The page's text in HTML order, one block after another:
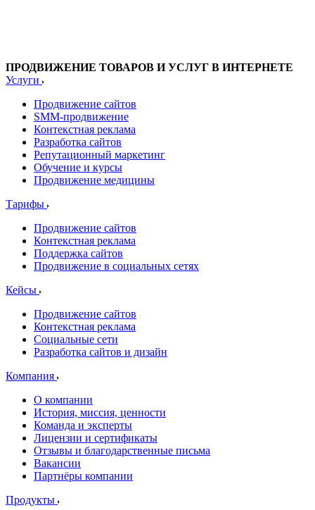
ПРОДВИЖЕНИЕ ТОВАРОВ И УСЛУГ В ИНТЕРНЕТЕ
Услуги
Продвижение сайтов
SMM-продвижение
Контекстная реклама
Разработка сайтов
Репутационный маркетинг
Обучение и курсы
Продвижение медицины
Тарифы
Продвижение сайтов
Контекстная реклама
Поддержка сайтов
Продвижение в социальных сетях
Кейсы
Продвижение сайтов
Контекстная реклама
Социальные сети
Разработка сайтов и дизайн
Компания
О компании
История, миссия, ценности
Команда и эксперты
Лицензии и сертификаты
Отзывы и благодарственные письма
Вакансии
Партнёры компании
Продукты